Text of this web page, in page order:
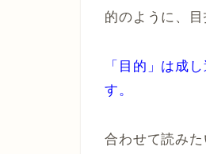
的のように、
「目的」は成
す。
合わせて読み